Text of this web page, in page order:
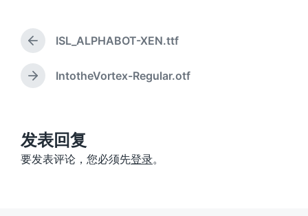
上
篇
文
章
ISL_ALPHABOT-XEN.ttf
下
：
IntotheVortex-Regular.otf
发表回复
要发表评论，您必须先登录。